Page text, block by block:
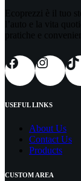
Ecoprezzi è il tuo
l’auto e la vita
pratiche e
USEFUL LINKS
About Us
Contact Us
Products
CUSTOM AREA